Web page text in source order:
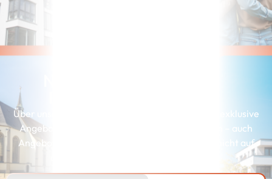
Über unserer Interessenkartei erhalten Kunden exklusive
Angebote, die genau zu ihren Wünschen passen – auch
Angebote, die wir aus Gründen der Diskretion nicht auf